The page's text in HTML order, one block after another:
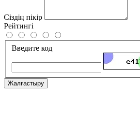
Сіздің пікір
Рейтингі
Введите код
Жалғастыру